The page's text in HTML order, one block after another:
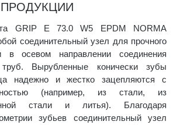
GRIP E 73.0 W5 EPDM NORMA
соединительный узел для прочного
в осевом направлении соединения
труб. Вырубленные конически зубы
надежно и жестко зацепляются с
(например, из стали, из
стали и литья). Благодаря
зубьев соединительный узел